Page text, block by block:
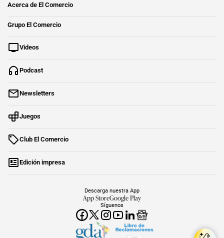
Acerca de El Comercio
Grupo El Comercio
Videos
Podcast
Newsletters
Juegos
Club El Comercio
Edición impresa
Síguenos
Descarga nuestra App
App StoreGoogle Play